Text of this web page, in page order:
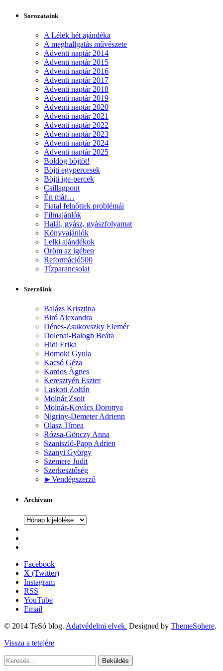
Sorozataink
A Lélek hét ajándéka
A meghallgatás művészete
Adventi naptár 2014
Adventi naptár 2015
Adventi naptár 2016
Adventi naptár 2017
Adventi naptár 2018
Adventi naptár 2019
Adventi naptár 2020
Adventi naptár 2021
Adventi naptár 2022
Adventi naptár 2023
Adventi naptár 2024
Adventi naptár 2025
Boldog böjtöt!
Böjti egypercesek
Böjti ige-percek
Csillagpont
Én már…
Fiatal felnőttek problémái
Filmajánlók
Halál, gyász, gyászfolyamat
Könyvajánlók
Lelki ajándékok
Öröm az igében
Reformáció500
Tízparancsolat
Szerzőink
Balázs Krisztina
Biró Alexandra
Dénes-Zsukovszky Elemér
Dolenai-Balogh Beáta
Hidi Erika
Homoki Gyula
Kacsó Géza
Kardos Ágnes
Keresztyén Eszter
Laskoti Zoltán
Molnár Zsolt
Molnár-Kovács Dorottya
Nigriny-Demeter Adrienn
Olasz Tímea
Rózsa-Gönczy Anna
Szaniszló-Papp Adrien
Szanyi György
Szemere Judit
Szerkesztőség
►Vendégszerző
Archívum
Archívum
Facebook
X (Twitter)
Instagram
RSS
YouTube
Email
© 2014 TeSó blog. Adatvédelmi elvek. Designed by ThemeSphere.
Vissza a tetejére
Beküldés